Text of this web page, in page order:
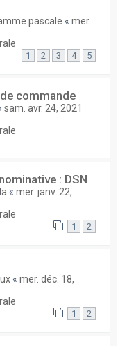
pascale « mer.
1 2 3 4 5
commande
sam. avr. 24, 2021
: DSN
« mer. janv. 22,
1 2
« mer. déc. 18,
1 2